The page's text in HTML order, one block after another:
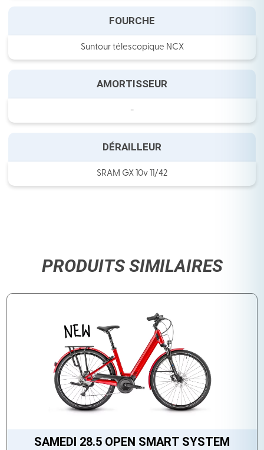
FOURCHE
Suntour télescopique NCX
AMORTISSEUR
-
DÉRAILLEUR
SRAM GX 10v 11/42
PRODUITS SIMILAIRES
SAMEDI 28.5 OPEN SMART SYSTEM